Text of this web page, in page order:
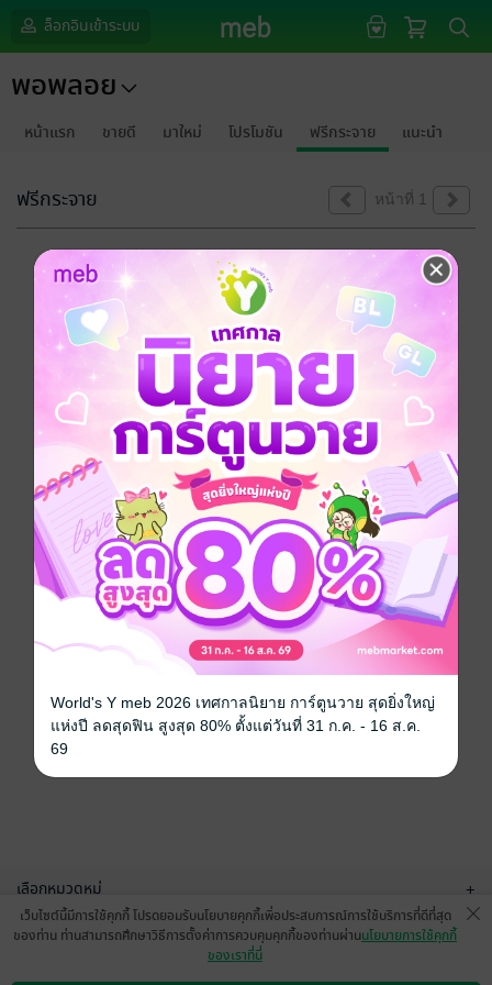
ล็อกอินเข้าระบบ
พอพลอย
หน้าแรก ขายดี มาใหม่ โปรโมชัน ฟรีกระจาย แนะนำ
ฟรีกระจาย หน้าที่ 1
ขออภัยด้วยนะคะ
ไม่พบข้อมูลในหัวข้อที่คุณกำลังชมค่ะ
เลือกหมวดหมู่ +
บริการช่วยเหลือ
เว็บไซต์นี้มีการใช้คุกกี้ โปรดยอมรับนโยบายคุกกี้เพื่อประสบการณ์การใช้บริการที่ดีที่สุด
ของท่าน ท่านสามารถศึกษาวิธีการตั้งค่าการควบคุมคุกกี้ของท่านผ่านนโยบายการใช้คุกกี้
ของเราที่นี่
World's Y meb 2026 เทศกาลนิยาย การ์ตูนวาย สุดยิ่งใหญ่
แห่งปี ลดสุดฟิน สูงสุด 80% ตั้งแต่วันที่ 31 ก.ค. - 16 ส.ค.
69